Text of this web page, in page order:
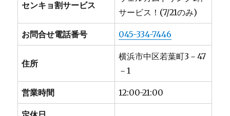
センキョ割サービス
サービス！(7/21のみ)
お問合せ電話番号 045-334-7446
住所
横浜市中区若葉町3－47
－1
営業時間 12:00-21:00